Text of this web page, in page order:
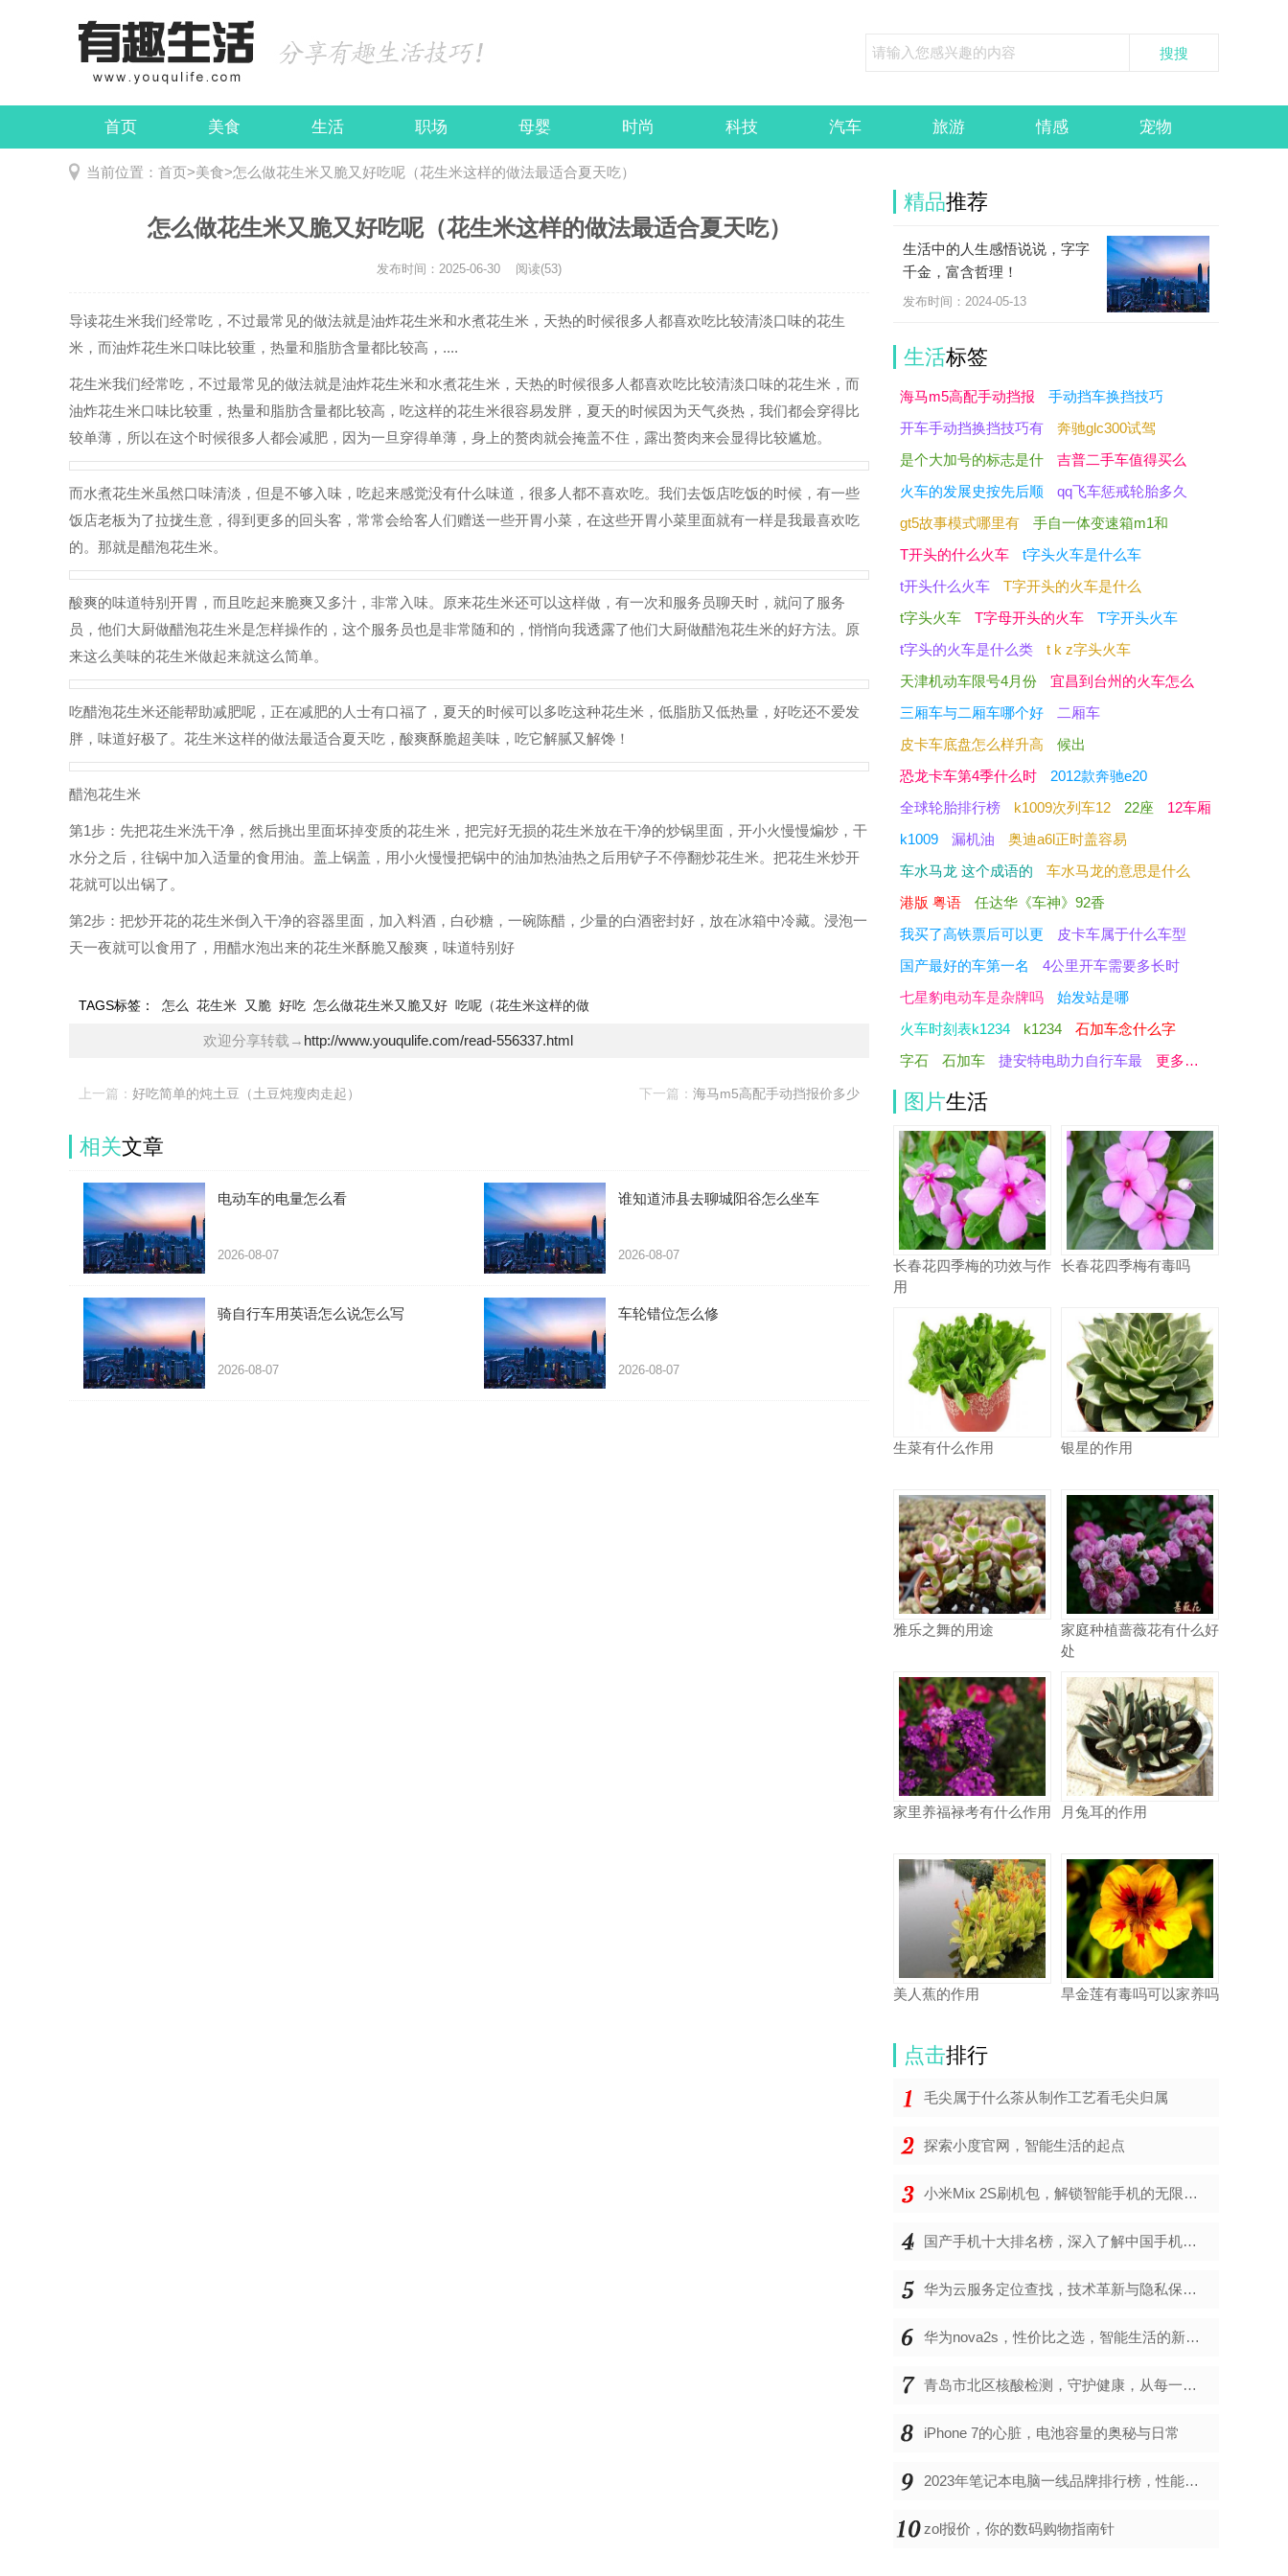
首页 美食 生活 职场 母婴 时尚 科技 汽车 旅游 情感 宠物
娱乐 民俗
当前位置： 首页>美食>怎么做花生米又脆又好吃呢（花生米这样的做法最适合夏天吃）
怎么做花生米又脆又好吃呢（花生米这样的做法最适合夏天吃）
发布时间：2025-06-30 阅读(53)
导读花生米我们经常吃，不过最常见的做法就是油炸花生米和水煮花生米，天热的时候很多人都喜欢吃比较清淡口味的花生
米，而油炸花生米口味比较重，热量和脂肪含量都比较高，....
花生米我们经常吃，不过最常见的做法就是油炸花生米和水煮花生米，天热的时候很多人都喜欢吃比较清淡口味的花生米，而
油炸花生米口味比较重，热量和脂肪含量都比较高，吃这样的花生米很容易发胖，夏天的时候因为天气炎热，我们都会穿得比
较单薄，所以在这个时候很多人都会减肥，因为一旦穿得单薄，身上的赘肉就会掩盖不住，露出赘肉来会显得比较尴尬。
而水煮花生米虽然口味清淡，但是不够入味，吃起来感觉没有什么味道，很多人都不喜欢吃。我们去饭店吃饭的时候，有一些
饭店老板为了拉拢生意，得到更多的回头客，常常会给客人们赠送一些开胃小菜，在这些开胃小菜里面就有一样是我最喜欢吃
的。那就是醋泡花生米。
酸爽的味道特别开胃，而且吃起来脆爽又多汁，非常入味。原来花生米还可以这样做，有一次和服务员聊天时，就问了服务
员，他们大厨做醋泡花生米是怎样操作的，这个服务员也是非常随和的，悄悄向我透露了他们大厨做醋泡花生米的好方法。原
来这么美味的花生米做起来就这么简单。
吃醋泡花生米还能帮助减肥呢，正在减肥的人士有口福了，夏天的时候可以多吃这种花生米，低脂肪又低热量，好吃还不爱发
胖，味道好极了。花生米这样的做法最适合夏天吃，酸爽酥脆超美味，吃它解腻又解馋！
醋泡花生米
第1步：先把花生米洗干净，然后挑出里面坏掉变质的花生米，把完好无损的花生米放在干净的炒锅里面，开小火慢慢煸炒，干
水分之后，往锅中加入适量的食用油。盖上锅盖，用小火慢慢把锅中的油加热油热之后用铲子不停翻炒花生米。把花生米炒开
花就可以出锅了。
第2步：把炒开花的花生米倒入干净的容器里面，加入料酒，白砂糖，一碗陈醋，少量的白酒密封好，放在冰箱中冷藏。浸泡一
天一夜就可以食用了，用醋水泡出来的花生米酥脆又酸爽，味道特别好
TAGS标签： 怎么 花生米 又脆 好吃 怎么做花生米又脆又好 吃呢（花生米这样的做
欢迎分享转载→ http://www.youqulife.com/read-556337.html
上一篇： 好吃简单的炖土豆（土豆炖瘦肉走起） 下一篇： 海马m5高配手动挡报价多少
相关文章
电动车的电量怎么看
2026-08-07
谁知道沛县去聊城阳谷怎么坐车
2026-08-07
骑自行车用英语怎么说怎么写
2026-08-07
车轮错位怎么修
2026-08-07
精品推荐
生活中的人生感悟说说，字字
千金，富含哲理！
发布时间：2024-05-13
生活标签
海马m5高配手动挡报
手动挡车换挡技巧
开车手动挡换挡技巧有
奔驰glc300试驾
是个大加号的标志是什
吉普二手车值得买么
火车的发展史按先后顺
qq飞车惩戒轮胎多久
gt5故事模式哪里有
手自一体变速箱m1和
T开头的什么火车
t字头火车是什么车
t开头什么火车
T字开头的火车是什么
t字头火车
T字母开头的火车
T字开头火车
t字头的火车是什么类
t k z字头火车
天津机动车限号4月份
宜昌到台州的火车怎么
三厢车与二厢车哪个好
二厢车
皮卡车底盘怎么样升高
候出
恐龙卡车第4季什么时
2012款奔驰e20
全球轮胎排行榜
k1009次列车12 22座
12车厢
k1009
漏机油
奥迪a6l正时盖容易
车水马龙 这个成语的
车水马龙的意思是什么
港版 粤语
任达华《车神》92香
我买了高铁票后可以更
皮卡车属于什么车型
国产最好的车第一名
4公里开车需要多长时
七星豹电动车是杂牌吗
始发站是哪
火车时刻表k1234
k1234
石加车念什么字
字石
石加车 捷安特电助力自行车最 更多…
图片生活
长春花四季梅的功效与作
用
长春花四季梅有毒吗
生菜有什么作用 银星的作用
雅乐之舞的用途
家庭种植蔷薇花有什么好
处
家里养福禄考有什么作用 月兔耳的作用
美人蕉的作用 旱金莲有毒吗可以家养吗
点击排行
毛尖属于什么茶从制作工艺看毛尖归属
探索小度官网，智能生活的起点
小米Mix 2S刷机包，解锁智能手机的无限可能
国产手机十大排名榜，深入了解中国手机市场的佼佼者
华为云服务定位查找，技术革新与隐私保护的双重奏
华为nova2s，性价比之选，智能生活的新伙伴
青岛市北区核酸检测，守护健康，从每一次检测开始
iPhone 7的心脏，电池容量的奥秘与日常
2023年笔记本电脑一线品牌排行榜，性能、创新与用户满意度的综合考量
zol报价，你的数码购物指南针